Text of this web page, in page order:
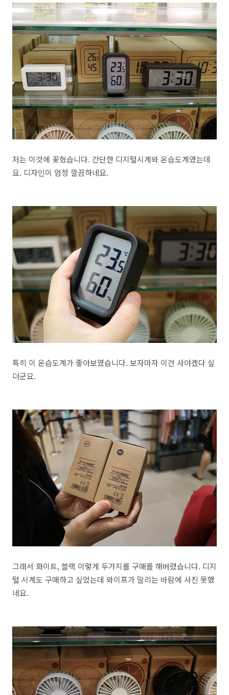
저는 이것에 꽂혔습니다. 간단한 디지털시계와 온습도계였는데
요. 디자인이 엄청 깔끔하네요.
특히 이 온습도계가 좋아보였습니다. 보자마자 이건 사야겠다 싶
더군요.
그래서 화이트, 블랙 이렇게 두가지를 구매를 해버렸습니다. 디지
털 시계도 구매하고 싶었는데 와이프가 말리는 바람에 사진 못했
네요.